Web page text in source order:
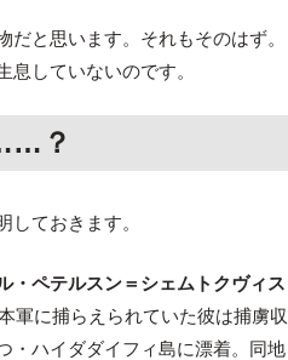
と思います。それもそのはず。
息していないのです。
？
ておきます。
・ペテルスン＝シェムトクヴィス
軍に捕らえられていた彼は捕虜収
・ハイダダイフィ島に漂着。同地